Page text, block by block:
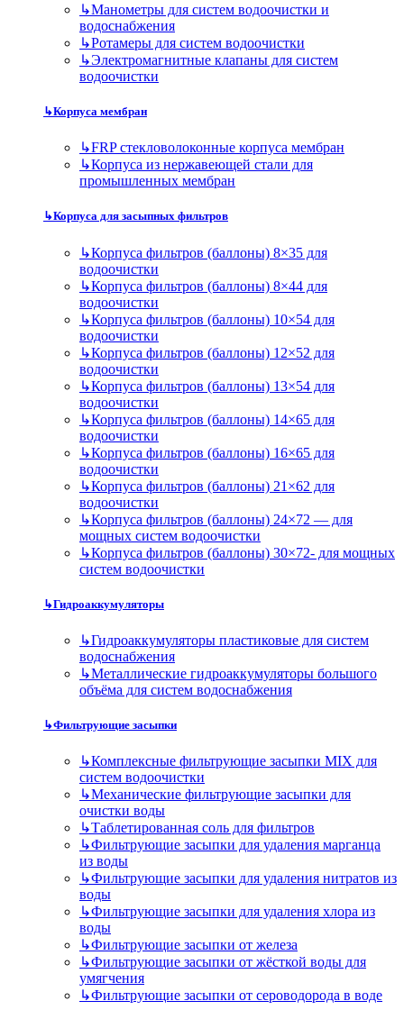
↳Манометры для систем водоочистки и
водоснабжения
↳Ротамеры для систем водоочистки
↳Электромагнитные клапаны для систем
водоочистки
↳Корпуса мембран
↳FRP стекловолоконные корпуса мембран
↳Корпуса из нержавеющей стали для
промышленных мембран
↳Корпуса для засыпных фильтров
↳Корпуса фильтров (баллоны) 8×35 для
водоочистки
↳Корпуса фильтров (баллоны) 8×44 для
водоочистки
↳Корпуса фильтров (баллоны) 10×54 для
водоочистки
↳Корпуса фильтров (баллоны) 12×52 для
водоочистки
↳Корпуса фильтров (баллоны) 13×54 для
водоочистки
↳Корпуса фильтров (баллоны) 14×65 для
водоочистки
↳Корпуса фильтров (баллоны) 16×65 для
водоочистки
↳Корпуса фильтров (баллоны) 21×62 для
водоочистки
↳Корпуса фильтров (баллоны) 24×72 — для
мощных систем водоочистки
↳Корпуса фильтров (баллоны) 30×72- для мощных
систем водоочистки
↳Гидроаккумуляторы
↳Гидроаккумуляторы пластиковые для систем
водоснабжения
↳Металлические гидроаккумуляторы большого
объёма для систем водоснабжения
↳Фильтрующие засыпки
↳Комплексные фильтрующие засыпки MIX для
систем водоочистки
↳Механические фильтрующие засыпки для
очистки воды
↳Таблетированная соль для фильтров
↳Фильтрующие засыпки для удаления марганца
из воды
↳Фильтрующие засыпки для удаления нитратов из
воды
↳Фильтрующие засыпки для удаления хлора из
воды
↳Фильтрующие засыпки от железа
↳Фильтрующие засыпки от жёсткой воды для
умягчения
↳Фильтрующие засыпки от сероводорода в воде